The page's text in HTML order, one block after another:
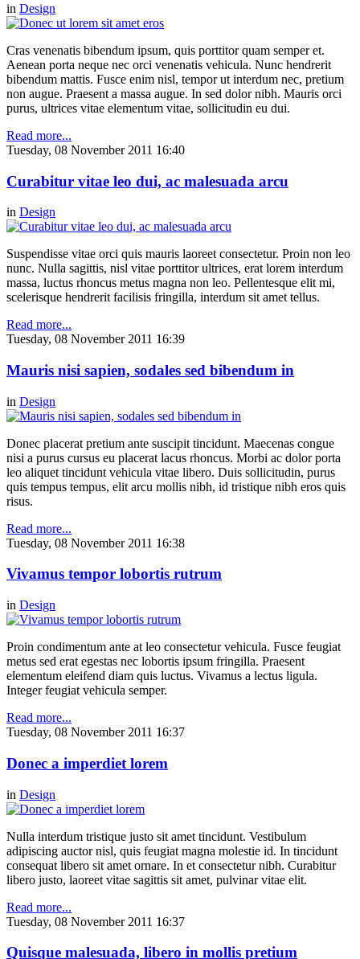
in Design
Cras venenatis bibendum ipsum, quis porttitor quam semper et.
Aenean porta neque nec orci venenatis vehicula. Nunc hendrerit
bibendum mattis. Fusce enim nisl, tempor ut interdum nec, pretium
non augue. Praesent a massa augue. In sed dolor nibh. Mauris orci
purus, ultrices vitae elementum vitae, sollicitudin eu dui.
Read more...
Tuesday, 08 November 2011 16:40
Curabitur vitae leo dui, ac malesuada arcu
in Design
Suspendisse vitae orci quis mauris laoreet consectetur. Proin non leo
nunc. Nulla sagittis, nisl vitae porttitor ultrices, erat lorem interdum
massa, luctus rhoncus metus magna non leo. Pellentesque elit mi,
scelerisque hendrerit facilisis fringilla, interdum sit amet tellus.
Read more...
Tuesday, 08 November 2011 16:39
Mauris nisi sapien, sodales sed bibendum in
in Design
Donec placerat pretium ante suscipit tincidunt. Maecenas congue
nisi a purus cursus eu placerat lacus rhoncus. Morbi ac dolor porta
leo aliquet tincidunt vehicula vitae libero. Duis sollicitudin, purus
quis tempus tempus, elit arcu mollis nibh, id tristique nibh eros quis
risus.
Read more...
Tuesday, 08 November 2011 16:38
Vivamus tempor lobortis rutrum
in Design
Proin condimentum ante at leo consectetur vehicula. Fusce feugiat
metus sed erat egestas nec lobortis ipsum fringilla. Praesent
elementum eleifend diam quis luctus. Vivamus a lectus ligula.
Integer feugiat vehicula semper.
Read more...
Tuesday, 08 November 2011 16:37
Donec a imperdiet lorem
in Design
Nulla interdum tristique justo sit amet tincidunt. Vestibulum
adipiscing auctor nisl, quis feugiat magna molestie id. In tincidunt
consequat libero sit amet ornare. In et consectetur nibh. Curabitur
libero justo, laoreet vitae sagittis sit amet, pulvinar vitae elit.
Read more...
Tuesday, 08 November 2011 16:37
Quisque malesuada, libero in mollis pretium